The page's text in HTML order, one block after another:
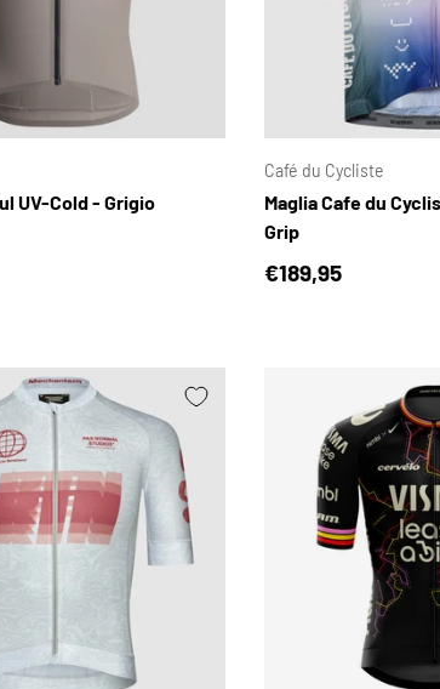
UV-Cold - Grigio
Café du Cycliste
Maglia Cafe du
Grip
Prezzo normale
€189,95